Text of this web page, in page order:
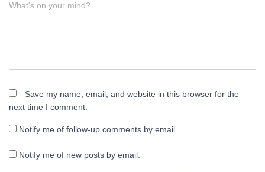
What's on your mind?
Save my name, email, and website in this browser for the
next time I comment.
Notify me of follow-up comments by email.
Notify me of new posts by email.